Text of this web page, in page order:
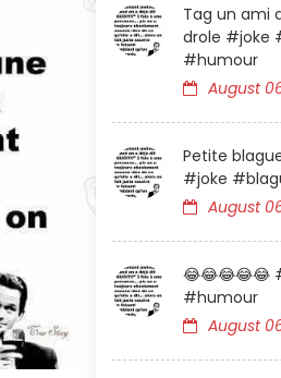
Tag un ami
drole #joke
#humour
August
Petite
#joke
August
😂😂😂😂😂
#humour
August